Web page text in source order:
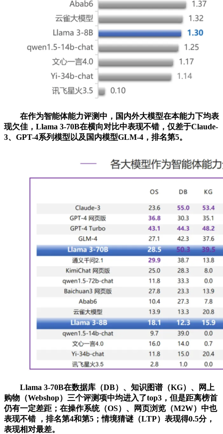
在作为智能体能力评测中，国内外大模型在本能力下均表
现欠佳，Llama 3-70B在横向对比中表现不错，仅差于Claude-
3、GPT-4系列模型以及国内模型GLM-4，排名第5。
Llama 3-70B在数据库（DB）、知识图谱（KG）、网上
购物（Webshop）三个评测项中均进入了top3，但是距离榜首
仍有一定差距；在操作系统（OS）、网页浏览（M2W）中也
表现不错 ，排名第4和第5；情境猜谜（LTP）表现得0.5分，
表现相对最差。